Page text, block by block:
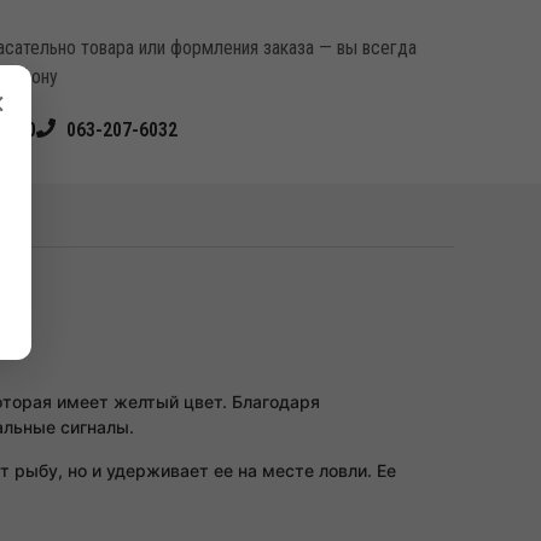
товара или формления заказа — вы всегда
063-207-6032
имеет желтый цвет. Благодаря
сигналы.
рыбу, но и удерживает ее на месте ловли. Ее